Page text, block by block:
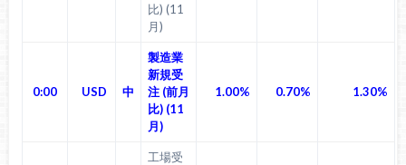
比) (11
月)
0:00 USD 中
製造業
新規受
注 (前月
比) (11
月)
1.00% 0.70% 1.30%
工場受